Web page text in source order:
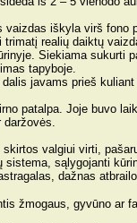
iškyla virš fono
realių daiktų
Siekiama
tapyboje.
javams prieš
patalpa. Joje buvo
daržovės.
valgiui virti,
sąlygojanti
dažnas
žmogaus, gyvūno ar